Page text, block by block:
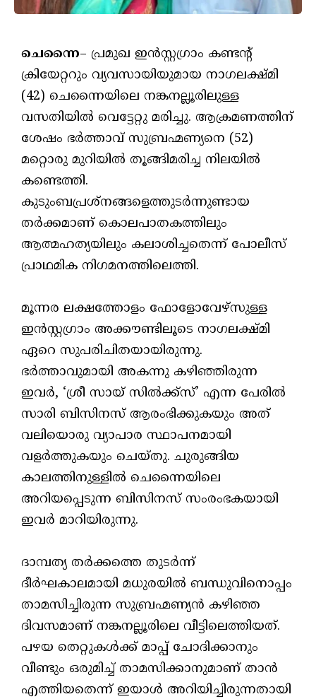
ചെന്നൈ– പ്രമുഖ ഇൻസ്റ്റഗ്രാം കണ്ടന്റ്
ക്രിയേറ്ററും വ്യവസായിയുമായ നാഗലക്ഷ്മി
(42) ചെന്നൈയിലെ നങ്കനല്ലൂരിലുള്ള
വസതിയിൽ വെട്ടേറ്റു മരിച്ചു. ആക്രമണത്തിന്
ശേഷം ഭർത്താവ് സുബ്രഹ്മണ്യനെ (52)
മറ്റൊരു മുറിയിൽ തൂങ്ങിമരിച്ച നിലയിൽ
കണ്ടെത്തി.
കുടുംബപ്രശ്നങ്ങളെത്തുടർന്നുണ്ടായ
തർക്കമാണ് കൊലപാതകത്തിലും
ആത്മഹത്യയിലും കലാശിച്ചതെന്ന് പോലീസ്
പ്രാഥമിക നിഗമനത്തിലെത്തി.
​മൂന്നര ലക്ഷത്തോളം ഫോളോവേഴ്‌സുള്ള
ഇൻസ്റ്റഗ്രാം അക്കൗണ്ടിലൂടെ നാഗലക്ഷ്മി
ഏറെ സുപരിചിതയായിരുന്നു.
ഭർത്താവുമായി അകന്നു കഴിഞ്ഞിരുന്ന
ഇവർ, ‘ശ്രീ സായ് സിൽക്ക്സ്’ എന്ന പേരിൽ
സാരി ബിസിനസ് ആരംഭിക്കുകയും അത്
വലിയൊരു വ്യാപാര സ്ഥാപനമായി
വളർത്തുകയും ചെയ്തു. ചുരുങ്ങിയ
കാലത്തിനുള്ളിൽ ചെന്നൈയിലെ
അറിയപ്പെടുന്ന ബിസിനസ് സംരംഭകയായി
ഇവർ മാറിയിരുന്നു.
​ദാമ്പത്യ തർക്കത്തെ തുടർന്ന്
ദീർഘകാലമായി മധുരയിൽ ബന്ധുവിനൊപ്പം
താമസിച്ചിരുന്ന സുബ്രഹ്മണ്യൻ കഴിഞ്ഞ
ദിവസമാണ് നങ്കനല്ലൂരിലെ വീട്ടിലെത്തിയത്.
പഴയ തെറ്റുകൾക്ക് മാപ്പ് ചോദിക്കാനും
വീണ്ടും ഒരുമിച്ച് താമസിക്കാനുമാണ് താൻ
എത്തിയതെന്ന് ഇയാൾ അറിയിച്ചിരുന്നതായി